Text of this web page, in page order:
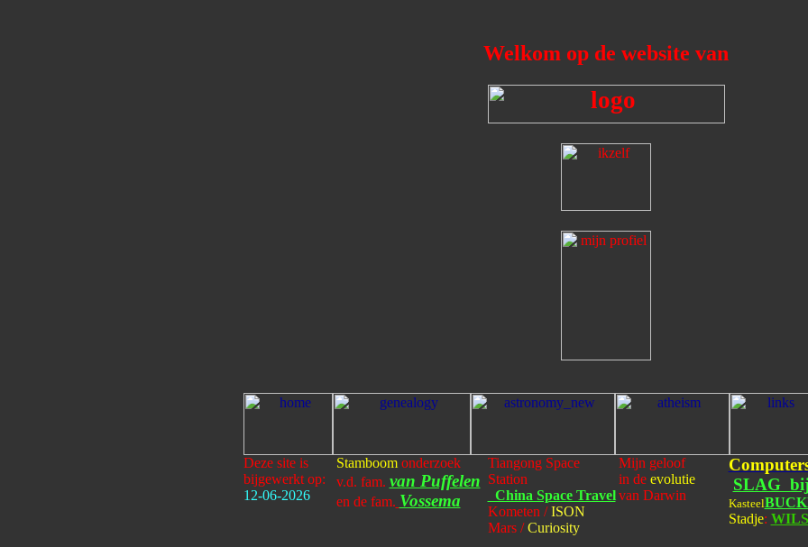
Welkom op de website van
Deze site is
bijgewerkt op:
12-06-2026
Stamboomonderzoek
v.d. fam. van Puffelen
en de fam. Vossema
Tiangong Space
Station
China Space Travel
Kometen /ISON
Mars /Curiosity
Mijn geloof
in de evolutie
van Darwin
SLAG
Kasteel
Stadje: